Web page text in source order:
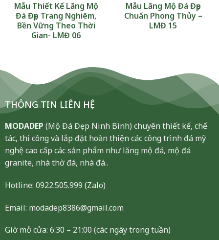
Mẫu Thiết Kế Lăng Mộ
Đá Đẹp Trang Nghiêm,
Bền Vững Theo Thời
Gian- LMĐ 06
Mẫu Lăng Mộ Đá Đẹp
Chuẩn Phong Thủy –
LMĐ 15
THÔNG TIN LIÊN HỆ
MODADEP (Mộ Đá Đẹp Ninh Bình) chuyên thiết kế, chế
tác, thi công và lắp đặt hoàn thiện các công trình đá mỹ
nghệ cao cấp các sản phẩm như lăng mộ đá, mộ đá
granite, nhà thờ đá, nhà đá..
Hotline: 0922.505.999 (Zalo)
Email: modadep8386@gmail.com
Giờ mở cửa: 6:30 – 21:00 (các ngày trong tuần)